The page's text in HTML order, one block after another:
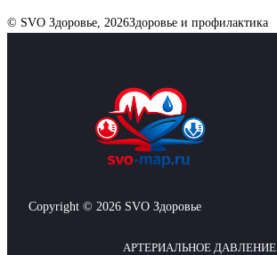
© SVO Здоровье, 2026Здоровье и профилактика
Copyright © 2026 SVO Здоровье
АРТЕРИАЛЬНОЕ ДАВЛЕНИЕ